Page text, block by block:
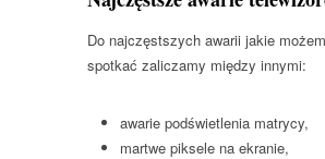
Do najczęstszych awarii jakie
spotkać zaliczamy między innymi:
awarie podświetlenia matrycy,
martwe piksele na ekranie,